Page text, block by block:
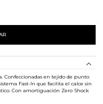
Confeccionadas en tejido de punto
Fast-In que facilita el calce sin
Con amortiguación Zero Shock